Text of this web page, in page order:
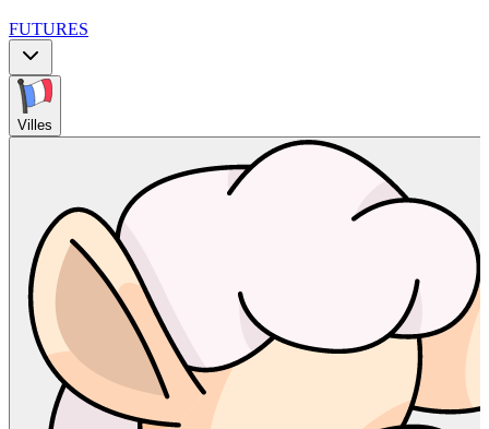
FUTURES
Villes